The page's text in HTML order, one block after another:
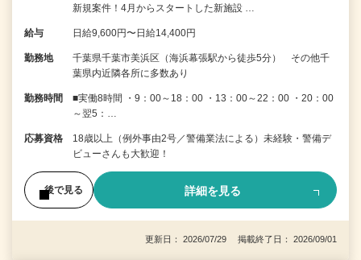
新規案件！4月からスタートした新施設 …
給与 日給9,600円〜日給14,400円
勤務地
千葉県千葉市美浜区（海浜幕張駅から徒歩5分） その他千
葉県内近隣各所に多数あり
勤務時間
■実働8時間 ・9：00～18：00 ・13：00～22：00 ・20：00
～翌5：…
応募資格
18歳以上（例外事由2号／警備業法による）未経験・警備デ
ビューさんも大歓迎！
後で見る 詳細を見る
更新日： 2026/07/29 掲載終了日： 2026/09/01